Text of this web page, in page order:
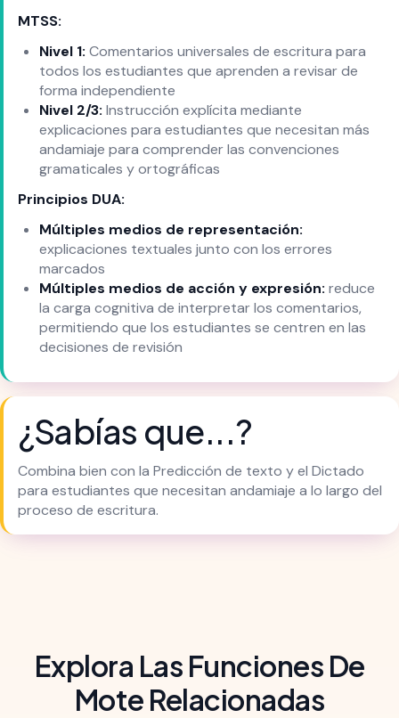
MTSS:
Nivel 1: Comentarios universales de escritura para
todos los estudiantes que aprenden a revisar de
forma independiente
Nivel 2/3: Instrucción explícita mediante
explicaciones para estudiantes que necesitan más
andamiaje para comprender las convenciones
gramaticales y ortográficas
Principios DUA:
Múltiples medios de representación:
explicaciones textuales junto con los errores
marcados
Múltiples medios de acción y expresión: reduce
la carga cognitiva de interpretar los comentarios,
permitiendo que los estudiantes se centren en las
decisiones de revisión
¿Sabías que...?
Combina bien con la Predicción de texto y el Dictado
para estudiantes que necesitan andamiaje a lo largo del
proceso de escritura.
Explora Las Funciones De
Mote Relacionadas